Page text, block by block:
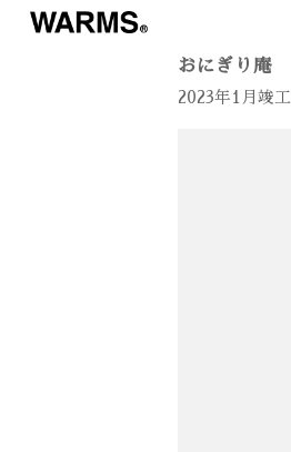
おにぎり庵
2023年1月竣工